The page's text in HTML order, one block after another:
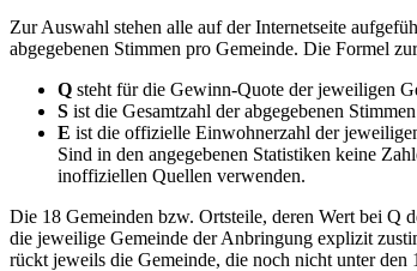
Zur Auswahl stehen alle auf der Internetseite
abgegebenen Stimmen pro Gemeinde. Die Formel
Q steht für die Gewinn-Quote der jeweiligen
S ist die Gesamtzahl der abgegebenen
E ist die offizielle Einwohnerzahl der
Sind in den angegebenen Statistiken keine
inoffiziellen Quellen verwenden.
Die 18 Gemeinden bzw. Ortsteile, deren Wert bei Q
die jeweilige Gemeinde der Anbringung explizit
rückt jeweils die Gemeinde, die noch nicht unter den